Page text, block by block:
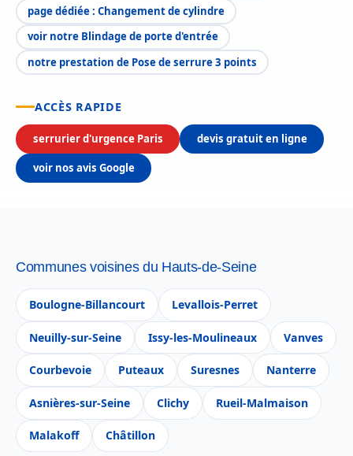
page dédiée : Changement de cylindre
voir notre Blindage de porte d'entrée
notre prestation de Pose de serrure 3 points
ACCÈS RAPIDE
serrurier d'urgence Paris devis gratuit en ligne
voir nos avis Google
Communes voisines du Hauts-de-Seine
Boulogne-Billancourt Levallois-Perret
Neuilly-sur-Seine Issy-les-Moulineaux Vanves
Courbevoie Puteaux Suresnes Nanterre
Asnières-sur-Seine Clichy Rueil-Malmaison
Malakoff Châtillon